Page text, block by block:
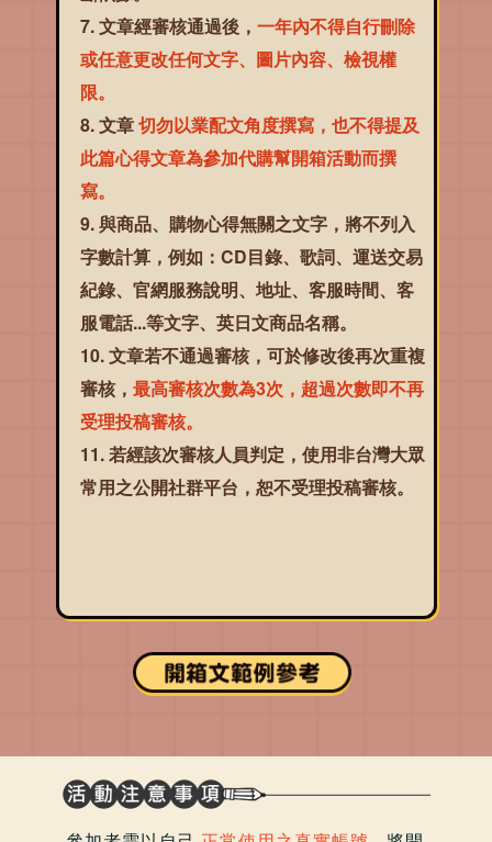
文章經審核通過後， 一年內不得自行刪除
或任意更改任何文字、圖片內容、檢視權
限。
文章切勿以業配文角度撰寫，也不得提及
此篇心得文章為參加代購幫開箱活動而撰
寫。
與商品、購物心得無關之文字，將不列入
字數計算，例如：CD目錄、歌詞、運送交易
紀錄、官網服務說明、地址、客服時間、客
服電話...等文字、英日文商品名稱。
文章若不通過審核，可於修改後再次重複
審核， 最高審核次數為3次，超過次數即不再
受理投稿審核。
若經該次審核人員判定，使用非台灣大眾
常用之公開社群平台，恕不受理投稿審核。